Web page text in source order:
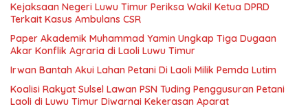
Kejaksaan Negeri Luwu Timur Periksa Wakil Ketua DPRD
Terkait Kasus Ambulans CSR
Paper Akademik Muhammad Yamin Ungkap Tiga Dugaan
Akar Konflik Agraria di Laoli Luwu Timur
Irwan Bantah Akui Lahan Petani Di Laoli Milik Pemda Lutim
Koalisi Rakyat Sulsel Lawan PSN Tuding Penggusuran Petani
Laoli di Luwu Timur Diwarnai Kekerasan Aparat